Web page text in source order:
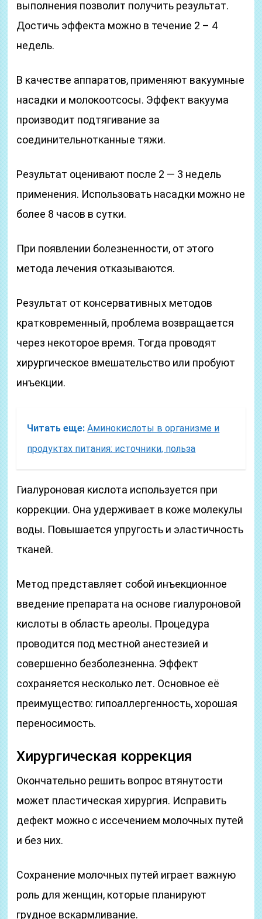
выполнения позволит получить результат.
Достичь эффекта можно в течение 2 – 4
недель.
В качестве аппаратов, применяют вакуумные
насадки и молокоотсосы. Эффект вакуума
производит подтягивание за
соединительнотканные тяжи.
Результат оценивают после 2 — 3 недель
применения. Использовать насадки можно не
более 8 часов в сутки.
При появлении болезненности, от этого
метода лечения отказываются.
Результат от консервативных методов
кратковременный, проблема возвращается
через некоторое время. Тогда проводят
хирургическое вмешательство или пробуют
инъекции.
Читать еще: Аминокислоты в организме и
продуктах питания: источники, польза
Гиалуроновая кислота используется при
коррекции. Она удерживает в коже молекулы
воды. Повышается упругость и эластичность
тканей.
Метод представляет собой инъекционное
введение препарата на основе гиалуроновой
кислоты в область ареолы. Процедура
проводится под местной анестезией и
совершенно безболезненна. Эффект
сохраняется несколько лет. Основное её
преимущество: гипоаллергенность, хорошая
переносимость.
Хирургическая коррекция
Окончательно решить вопрос втянутости
может пластическая хирургия. Исправить
дефект можно с иссечением молочных путей
и без них.
Сохранение молочных путей играет важную
роль для женщин, которые планируют
грудное вскармливание.